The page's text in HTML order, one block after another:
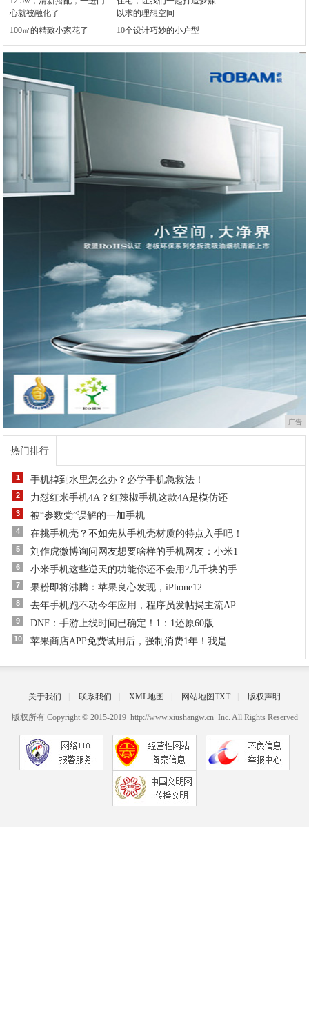
100㎡的精致小家花了 10个设计巧妙的小户型
广告
热门排行
1 手机掉到水里怎么办？必学手机急救法！
2 力怼红米手机4A？红辣椒手机这款4A是模仿还
3 被“参数党”误解的一加手机
4 在挑手机壳？不如先从手机壳材质的特点入手吧！
5 刘作虎微博询问网友想要啥样的手机网友：小米1
6 小米手机这些逆天的功能你还不会用?几千块的手
7 果粉即将沸腾：苹果良心发现，iPhone12
8 去年手机跑不动今年应用，程序员发帖揭主流AP
9 DNF：手游上线时间已确定！1：1还原60版
10 苹果商店APP免费试用后，强制消费1年！我是
关于我们 联系我们 XML地图 网站地图TXT 版权声明
版权所有 Copyright © 2015-2019 http://www.xiushangw.cn Inc. All Rights Reserved